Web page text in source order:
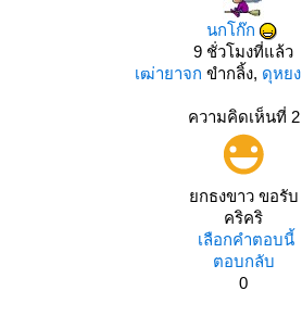
นกโก๊ก
9 ชั่วโมงที่แล้ว
เฒ่ายาจก ขำกลิ้ง, ดุหยง
ความคิดเห็นที่ 2
กธงขาว ขอรับ
คริคริ
เลือกคำตอบนี้
ตอบกลับ
0